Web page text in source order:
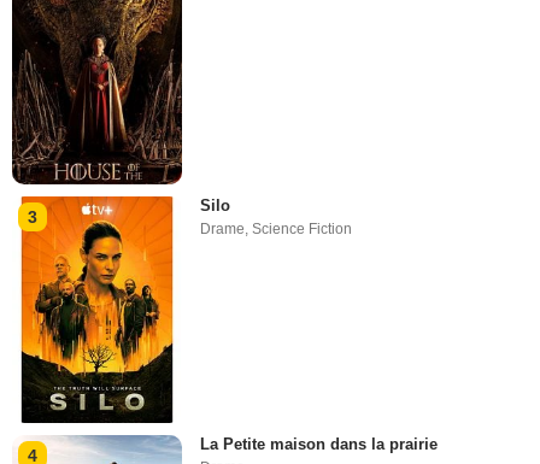
3
Silo
Drame ,Science Fiction
4
La Petite maison dans la prairie